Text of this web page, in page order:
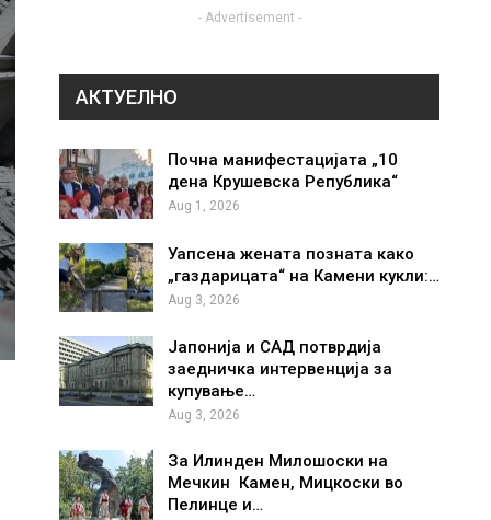
- Advertisement -
АКТУЕЛНО
Почна манифестацијата „10
дена Крушевска Република“
Aug 1, 2026
Уапсена жената позната како
„газдарицата“ на Камени кукли:…
Aug 3, 2026
Јапонија и САД потврдија
заедничка интервенција за
купување…
Aug 3, 2026
За Илинден Милошоски на
Мечкин Камен, Мицкоски во
Пелинце и…